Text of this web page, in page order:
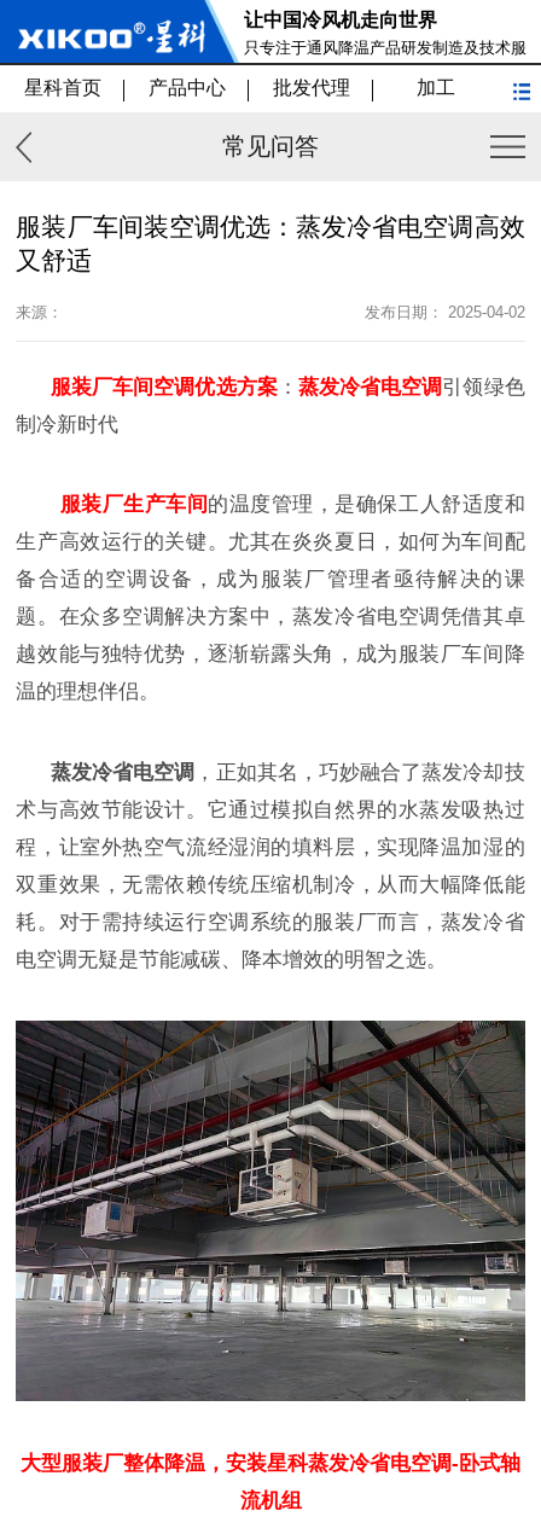
让中国冷风机走向世界
只专注于通风降温产品研发制造及技术服
务
星科首页 产品中心 批发代理 加工
常见问答
服装厂车间装空调优选：蒸发冷省电空调高效
又舒适
来源： 发布日期： 2025-04-02
服装厂车间空调优选方案： 蒸发冷省电空调引领绿色
制冷新时代
服装厂生产车间 的温度管理，是确保工人舒适度和
生产高效运行的关键。尤其在炎炎夏日，如何为车间配
备合适的空调设备，成为服装厂管理者亟待解决的课
题。在众多空调解决方案中，蒸发冷省电空调凭借其卓
越效能与独特优势，逐渐崭露头角，成为服装厂车间降
温的理想伴侣。
蒸发冷省电空调 ，正如其名，巧妙融合了蒸发冷却技
术与高效节能设计。它通过模拟自然界的水蒸发吸热过
程，让室外热空气流经湿润的填料层，实现降温加湿的
双重效果，无需依赖传统压缩机制冷，从而大幅降低能
耗。对于需持续运行空调系统的服装厂而言，蒸发冷省
电空调无疑是节能减碳、降本增效的明智之选。
大型服装厂整体降温，安装星科蒸发冷省电空调-卧式轴
流机组